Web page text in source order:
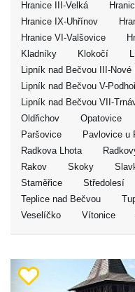
Hranice III-Velká
Hranice IX-Uhřínov
Hranice VI-Valšovice
Kladníky
Klokočí
Lipník nad Bečvou III-Nové
Lipník nad Bečvou V-
Lipník nad Bečvou VII-
Oldřichov
Opatovice
Paršovice
Pavlovice u
Radkova Lhota
Rakov
Skoky
Staměřice
Středolesí
Teplice nad Bečvou
Veselíčko
Vítonice